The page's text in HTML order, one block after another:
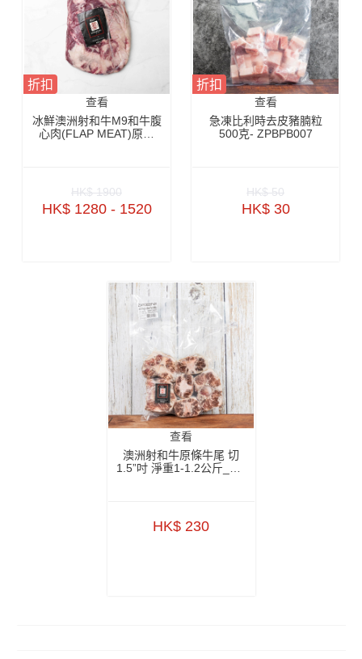
查看
折扣
冰鮮澳洲射和牛M9和牛腹
心肉(FLAP MEAT)原件
HK$ 1900
HK$ 1280 - 1520
查看
折扣
急凍比利時去皮豬腩粒
500克- ZPBPB007
HK$ 50
HK$ 30
查看
澳洲射和牛原條牛尾 切
1.5”吋 淨重1-1.2公斤_1.3
HK$ 230